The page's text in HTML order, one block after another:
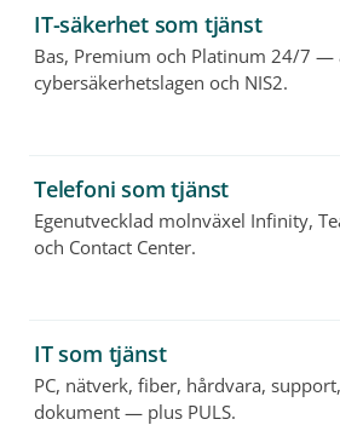
IT-säkerhet som tjänst
Bas, Premium och Platinum 24/7 —
cybersäkerhetslagen och NIS2.
Telefoni som tjänst
Egenutvecklad molnväxel Infinity,
och Contact Center.
IT som tjänst
PC, nätverk, fiber, hårdvara,
dokument — plus PULS.